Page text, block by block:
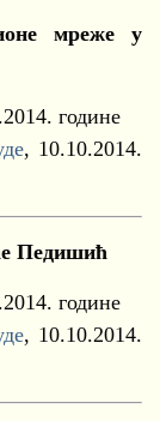
мреже у
године
, 10.10.2014.
Педишић
године
, 10.10.2014.